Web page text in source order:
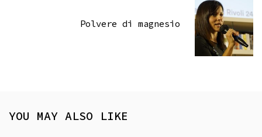
Polvere di magnesio
YOU MAY ALSO LIKE